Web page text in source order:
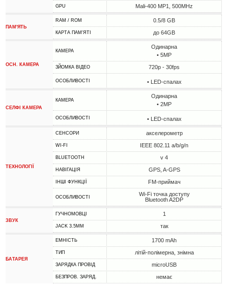
GPU Mali-400 MP1, 500MHz
ПАМ'ЯТЬ
RAM / ROM 0.5/8 GB
КАРТА ПАМ'ЯТІ до 64GB
ОСН. КАМЕРА
КАМЕРА
Одинарна
• 5MP
ЗЙОМКА ВІДЕО 720p - 30fps
ОСОБЛИВОСТІ • LED-спалах
СЕЛФІ КАМЕРА
КАМЕРА
Одинарна
• 2MP
ОСОБЛИВОСТІ • LED-спалах
ТЕХНОЛОГІЇ
СЕНСОРИ акселерометр
WI-FI IEEE 802.11 a/b/g/n
BLUETOOTH v 4
НАВІГАЦІЯ GPS, A-GPS
ІНШІ ФУНКЦІЇ FM-приймач
ОСОБЛИВОСТІ
Wi-Fi точка доступу
Bluetooth A2DP
ЗВУК
ГУЧНОМОВЦІ 1
JACK 3.5MM так
БАТАРЕЯ
ЕМНІСТЬ 1700 mAh
ТИП літій-полімерна, знімна
ЗАРЯДКА ПРОВІД microUSB
БЕЗПРОВ. ЗАРЯД. немає